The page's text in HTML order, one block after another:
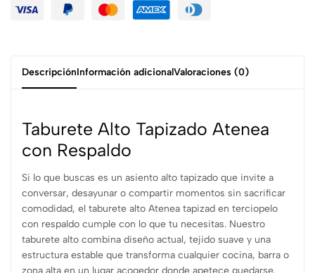
DescripciónInformación adicionalValoraciones (0)
Taburete Alto Tapizado Atenea
con Respaldo
Si lo que buscas es un asiento alto tapizado que invite a
conversar, desayunar o compartir momentos sin sacrificar
comodidad, el taburete alto Atenea tapizad en terciopelo
con respaldo cumple con lo que tu necesitas. Nuestro
taburete alto combina diseño actual, tejido suave y una
estructura estable que transforma cualquier cocina, barra o
zona alta en un lugar acogedor donde apetece quedarse.